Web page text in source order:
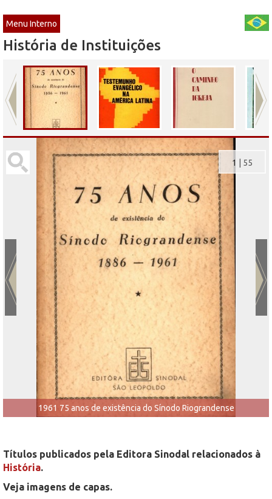
Menu Interno
História de Instituições
1961 75 anos de existência do Sínodo Riograndense
1 55
Títulos publicados pela Editora Sinodal relacionados à
História.
Veja imagens de capas.